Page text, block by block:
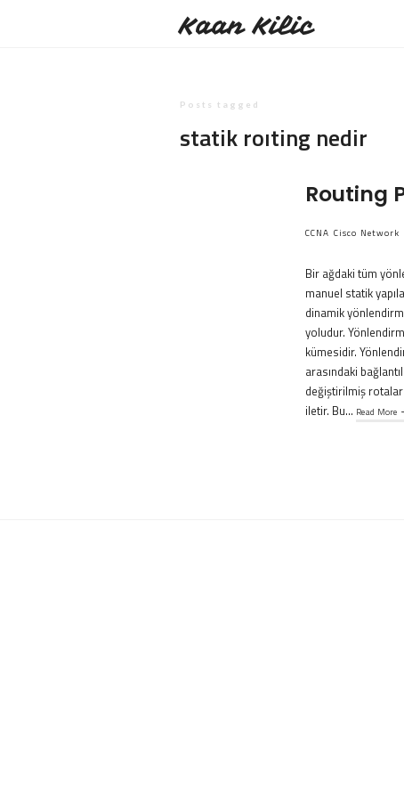
Kaan Kilic
Posts tagged
statik roıting nedir
Routing
CCNA Cisco Network
Bir ağdaki tüm
manuel statik
dinamik
yoludur.
kümesidir.
arasındaki
değiştirilmiş
iletir. Bu… Read More